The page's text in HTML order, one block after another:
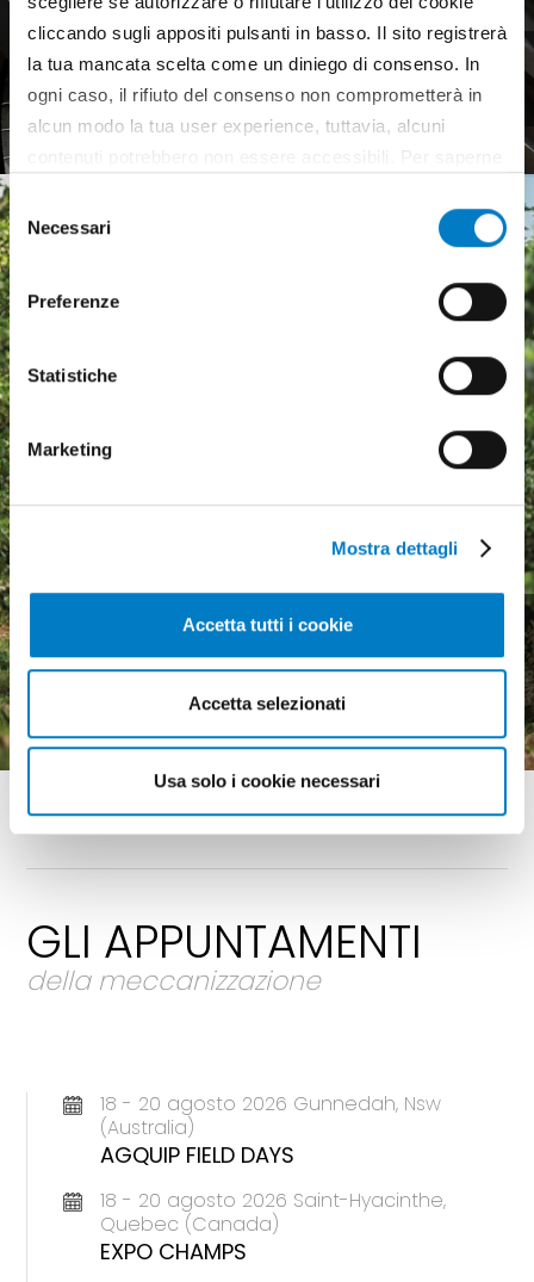
cliccando sugli appositi pulsanti in basso. Il sito registrerà
la tua mancata scelta come un diniego di consenso. In
ogni caso, il rifiuto del consenso non comprometterà in
alcun modo la tua user experience, tuttavia, alcuni
all’utilizzo di tutti, o solamente di alcuni di essi, ti
Selezione
del
consenso
Necessari
Preferenze
Statistiche
Marketing
Mostra dettagli
Accetta tutti i cookie
Accetta selezionati
Usa solo i cookie necessari
Pneumatici agricoli,
mercato europeo debole
Macchine agricole, mercato
in crescita ma pesa
l'incertezza economica
GLI APPUNTAMENTI
della meccanizzazione
18 - 20 agosto 2026 Gunnedah, Nsw
(Australia)
AGQUIP FIELD DAYS
18 - 20 agosto 2026 Saint-Hyacinthe,
Quebec (Canada)
EXPO CHAMPS